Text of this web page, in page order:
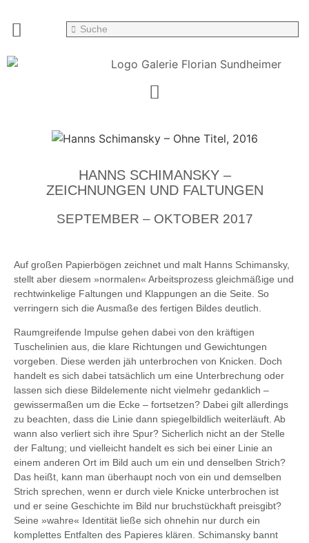
HANNS SCHIMANSKY –
ZEICHNUNGEN UND FALTUNGEN
SEPTEMBER – OKTOBER 2017
Auf großen Papierbögen zeichnet und malt Hanns Schimansky,
stellt aber diesem »normalen« Arbeitsprozess gleichmäßige und
rechtwinkelige Faltungen und Klappungen an die Seite. So
verringern sich die Ausmaße des fertigen Bildes deutlich.
Raumgreifende Impulse gehen dabei von den kräftigen
Tuschelinien aus, die klare Richtungen und Gewichtungen
vorgeben. Diese werden jäh unterbrochen von Knicken. Doch
handelt es sich dabei tatsächlich um eine Unterbrechung oder
lassen sich diese Bildelemente nicht vielmehr gedanklich –
gewissermaßen um die Ecke – fortsetzen? Dabei gilt allerdings
zu beachten, dass die Linie dann spiegelbildlich weiterläuft. Ab
wann also verliert sich ihre Spur? Sicherlich nicht an der Stelle
der Faltung; und vielleicht handelt es sich bei einer Linie an
einem anderen Ort im Bild auch um ein und denselben Strich?
Das heißt, kann man überhaupt noch von ein und demselben
Strich sprechen, wenn er durch viele Knicke unterbrochen ist
und er seine Geschichte im Bild nur bruchstückhaft preisgibt?
Seine »wahre« Identität ließe sich ohnehin nur durch ein
komplettes Entfalten des Papieres klären. Schimansky bannt